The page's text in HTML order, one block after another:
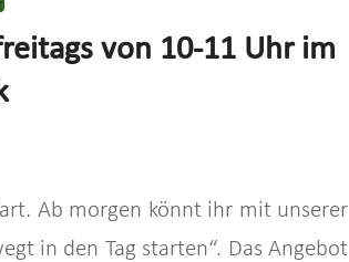
von 10-11 Uhr im
Ab morgen könnt ihr mit unserer
in den Tag starten“. Das Angebot